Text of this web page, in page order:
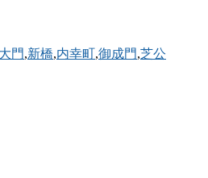
大門,新橋,内幸町,御成門,芝公